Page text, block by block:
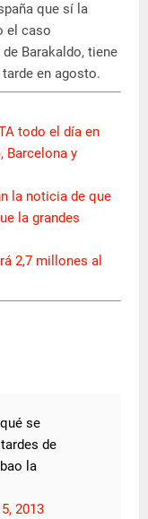
que sí la
el caso
Barakaldo, tiene
en agosto.
todo el día en
Barcelona y
la noticia de que
la grandes
2,7 millones al
se
de
la
2013